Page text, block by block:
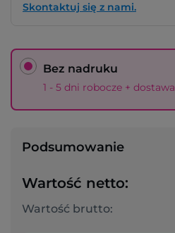
Skontaktuj się z nami.
Bez nadruku
1 - 5 dni robocze + dostawa
Podsumowanie
Wartość netto:
Wartość brutto: